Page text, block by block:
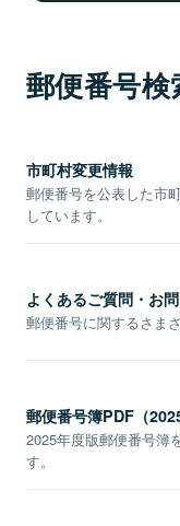
郵便番号
市町村変更情報
郵便番号を公表した市
しています。
よくあるご質問・お
郵便番号に関するさま
郵便番号簿PDF（
2025年度版郵便番号簿
す。